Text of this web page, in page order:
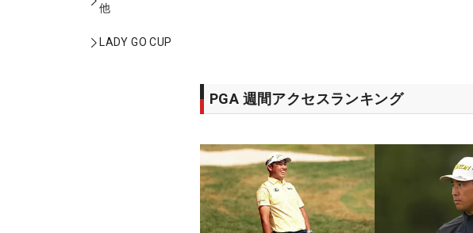
他
LADY GO CUP
PGA 週間アクセスランキング